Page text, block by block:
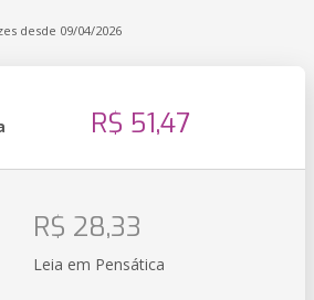
desde 09/04/2026
R$ 51,47
R$ 28,33
Leia em Pensática